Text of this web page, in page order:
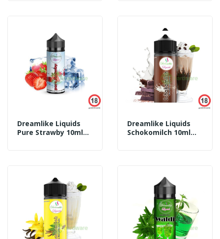
Dreamlike Liquids
Pure Strawby 10ml
Dreamlike Liquids
Schokomilch 10ml